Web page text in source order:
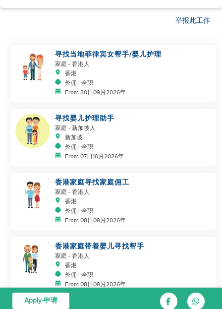
举报此工作
寻找当地菲律宾女帮手/婴儿护理
家庭 - 香港人
香港
外佣 | 全职
From 30日09月2026年
寻找婴儿护理助手
家庭 - 新加坡人
新加坡
外佣 | 全职
From 07日10月2026年
香港家庭寻找家庭佣工
家庭 - 香港人
香港
外佣 | 全职
From 08日08月2026年
香港家庭带着婴儿寻找帮手
家庭 - 香港人
香港
外佣 | 全职
From 08日08月2026年
Apply-申请